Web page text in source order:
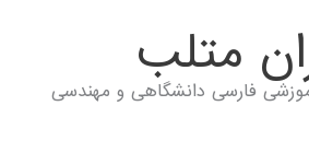
متلب
فارسی دانشگاهی و مهندسی